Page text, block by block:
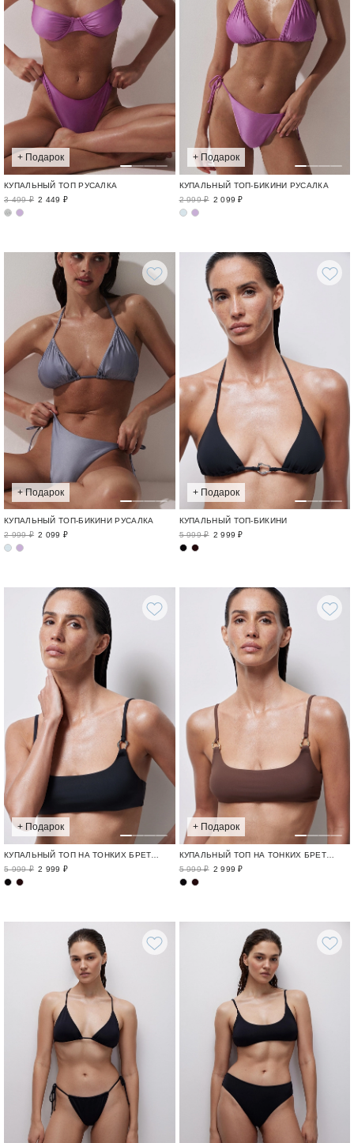
+ Подарок
КУПАЛЬНЫЙ ТОП РУСАЛКА
3 499 ₽ 2 449 ₽
+ Подарок
КУПАЛЬНЫЙ ТОП-БИКИНИ РУСАЛКА
2 999 ₽ 2 099 ₽
+ Подарок
КУПАЛЬНЫЙ ТОП-БИКИНИ РУСАЛКА
2 999 ₽ 2 099 ₽
+ Подарок
КУПАЛЬНЫЙ ТОП-БИКИНИ
5 999 ₽ 2 999 ₽
+ Подарок
5 999 ₽ 2 999 ₽
+ Подарок
КУПАЛЬНЫЙ ТОП НА ТОНКИХ БРЕТЕЛЯ
5 999 ₽ 2 999 ₽